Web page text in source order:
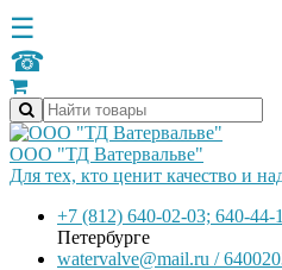
☰
☎
ООО "ТД Ватервальве"
Для тех, кто ценит качество и
+7 (812) 640-02-03; 640-44-
Петербурге
watervalve@mail.ru /